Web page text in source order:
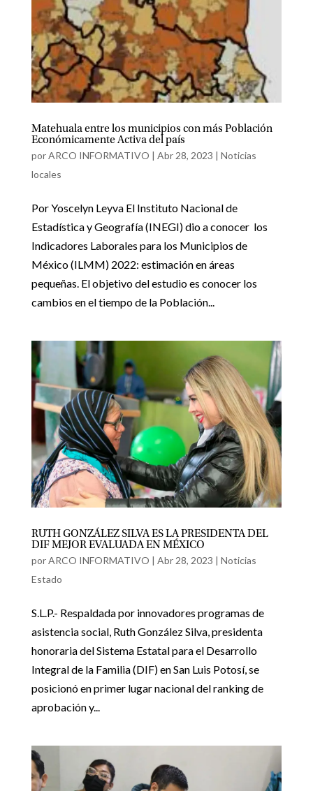
Matehuala entre los municipios con más Población
Económicamente Activa del país
porARCO INFORMATIVO | Abr 28, 2023 | Noticias
locales
Por Yoscelyn Leyva El Instituto Nacional de
Estadística y Geografía (INEGI) dio a conocer los
Indicadores Laborales para los Municipios de
México (ILMM) 2022: estimación en áreas
pequeñas. El objetivo del estudio es conocer los
cambios en el tiempo de la Población...
RUTH GONZÁLEZ SILVA ES LA PRESIDENTA DEL
DIF MEJOR EVALUADA EN MÉXICO
porARCO INFORMATIVO | Abr 28, 2023 | Noticias
Estado
S.L.P.- Respaldada por innovadores programas de
asistencia social, Ruth González Silva, presidenta
honoraria del Sistema Estatal para el Desarrollo
Integral de la Familia (DIF) en San Luis Potosí, se
posicionó en primer lugar nacional del ranking de
aprobación y...